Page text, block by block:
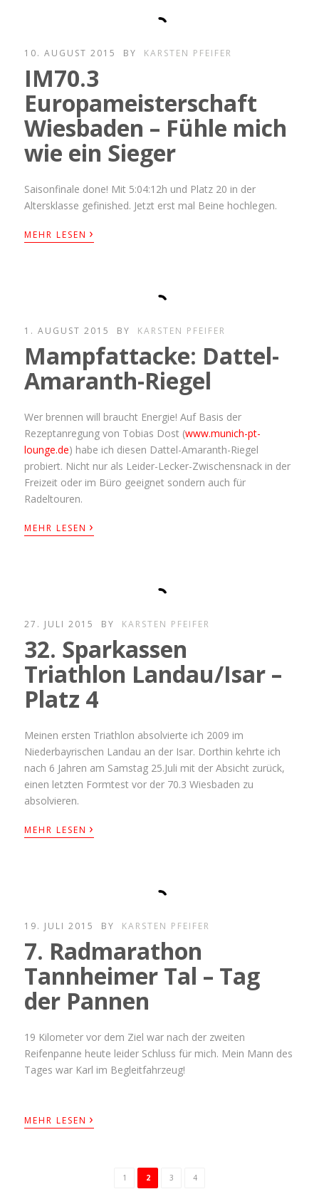
10. AUGUST 2015 BY KARSTEN PFEIFER
IM70.3
Europameisterschaft
Wiesbaden – Fühle mich
wie ein Sieger
Saisonfinale done! Mit 5:04:12h und Platz 20 in der
Altersklasse gefinished. Jetzt erst mal Beine hochlegen.
MEHR LESEN ›
1. AUGUST 2015 BY KARSTEN PFEIFER
Mampfattacke: Dattel-
Amaranth-Riegel
Wer brennen will braucht Energie! Auf Basis der
Rezeptanregung von Tobias Dost (www.munich-pt-
lounge.de) habe ich diesen Dattel-Amaranth-Riegel
probiert. Nicht nur als Leider-Lecker-Zwischensnack in der
Freizeit oder im Büro geeignet sondern auch für
Radeltouren.
MEHR LESEN ›
27. JULI 2015 BY KARSTEN PFEIFER
32. Sparkassen
Triathlon Landau/Isar –
Platz 4
Meinen ersten Triathlon absolvierte ich 2009 im
Niederbayrischen Landau an der Isar. Dorthin kehrte ich
nach 6 Jahren am Samstag 25.Juli mit der Absicht zurück,
einen letzten Formtest vor der 70.3 Wiesbaden zu
absolvieren.
MEHR LESEN ›
19. JULI 2015 BY KARSTEN PFEIFER
7. Radmarathon
Tannheimer Tal – Tag
der Pannen
19 Kilometer vor dem Ziel war nach der zweiten
Reifenpanne heute leider Schluss für mich. Mein Mann des
Tages war Karl im Begleitfahrzeug!
MEHR LESEN ›
1 2 3 4